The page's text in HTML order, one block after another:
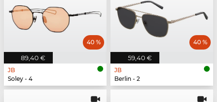
89,40 €
40 %
JB
Soley - 4
59,40 €
40 %
JB
Berlin - 2